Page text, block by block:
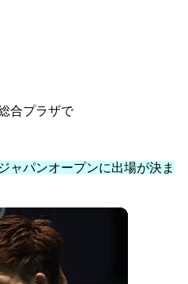
合プラザで
ャパンオープンに出場が決ま